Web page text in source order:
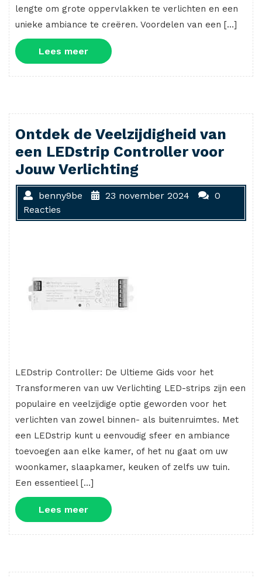
lengte om grote oppervlakken te verlichten en een
unieke ambiance te creëren. Voordelen van een […]
Lees meerLees
meer
Ontdek de Veelzijdigheid van
een LEDstrip Controller voor
Jouw Verlichting
benny9be 23 november 2024
0
Reacties
LEDstrip Controller: De Ultieme Gids voor het
Transformeren van uw Verlichting LED-strips zijn een
populaire en veelzijdige optie geworden voor het
verlichten van zowel binnen- als buitenruimtes. Met
een LEDstrip kunt u eenvoudig sfeer en ambiance
toevoegen aan elke kamer, of het nu gaat om uw
woonkamer, slaapkamer, keuken of zelfs uw tuin.
Een essentieel […]
Lees meerLees
meer